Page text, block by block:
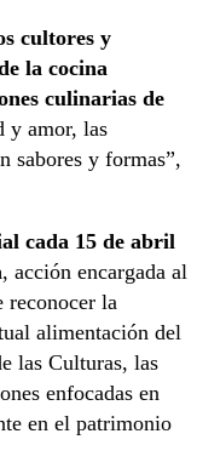
cultores y
la cocina
culinarias de
y amor, las
sabores y formas”,
cada 15 de abril
, acción encargada al
la
alimentación del
las Culturas, las
enfocadas en
en el patrimonio